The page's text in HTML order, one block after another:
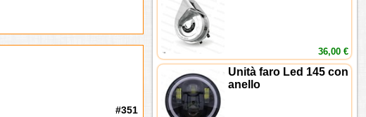
#351
36,00 €
Unità faro Led 145 con
anello